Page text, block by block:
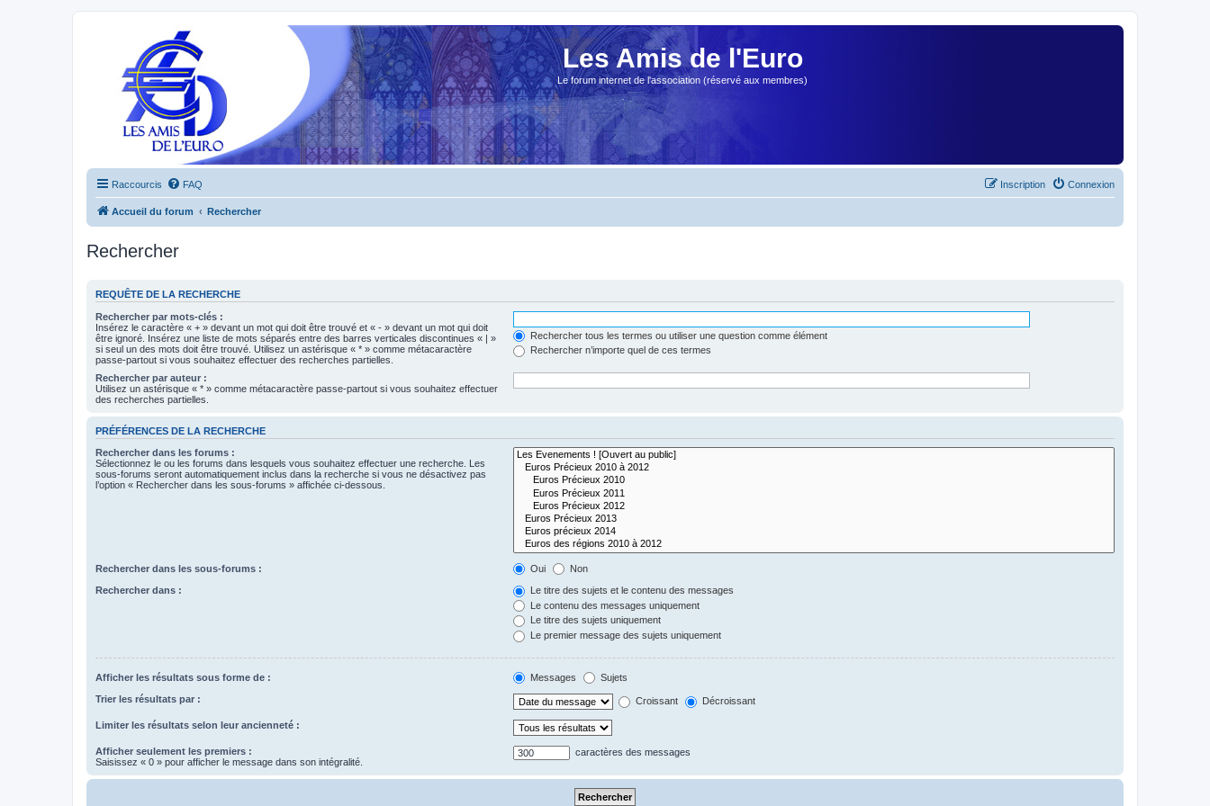
Les Amis de l'Euro
Le forum internet de l'association (réservé aux membres)
Raccourcis FAQ Connexion
Inscription
Accueil du forum Rechercher
Rechercher
REQUÊTE DE LA RECHERCHE
Rechercher par mots-clés :
Insérez le caractère « + » devant un mot qui doit être trouvé et « - » devant un mot qui doit
être ignoré. Insérez une liste de mots séparés entre des barres verticales discontinues « | »
si seul un des mots doit être trouvé. Utilisez un astérisque « * » comme métacaractère
passe-partout si vous souhaitez effectuer des recherches partielles.
Rechercher tous les termes ou utiliser une question comme élément
Rechercher n’importe quel de ces termes
Rechercher par auteur :
Utilisez un astérisque « * » comme métacaractère passe-partout si vous souhaitez effectuer
des recherches partielles.
PRÉFÉRENCES DE LA RECHERCHE
Rechercher dans les forums :
Sélectionnez le ou les forums dans lesquels vous souhaitez effectuer une recherche. Les
sous-forums seront automatiquement inclus dans la recherche si vous ne désactivez pas
l’option « Rechercher dans les sous-forums » affichée ci-dessous.
Rechercher dans les sous-forums : Oui Non
Rechercher dans :
Le titre des sujets et le contenu des messages
Le contenu des messages uniquement
Le titre des sujets uniquement
Le premier message des sujets uniquement
Afficher les résultats sous forme de : Messages Sujets
Trier les résultats par : Croissant Décroissant
Limiter les résultats selon leur ancienneté :
Afficher seulement les premiers :
Saisissez « 0 » pour afficher le message dans son intégralité.
caractères des messages